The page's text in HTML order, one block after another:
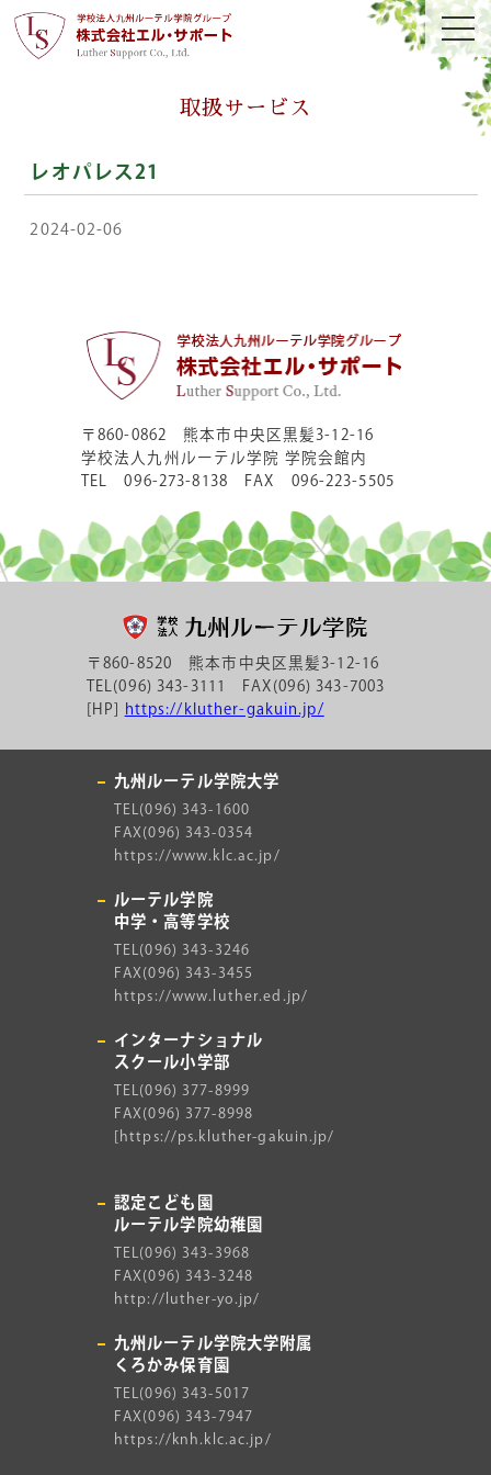
取扱サービス
レオパレス21
2024-02-06
〒860-0862 熊本市中央区黒髪3-12-16
学校法人九州ルーテル学院 学院会館内
TEL 096-273-8138 FAX 096-223-5505
〒860-8520 熊本市中央区黒髪3-12-16
TEL(096) 343-3111 FAX(096) 343-7003
[HP] https://kluther-gakuin.jp/
九州ルーテル学院大学
TEL(096) 343-1600
FAX(096) 343-0354
https://www.klc.ac.jp/
ルーテル学院
中学・高等学校
TEL(096) 343-3246
FAX(096) 343-3455
https://www.luther.ed.jp/
インターナショナル
スクール小学部
TEL(096) 377-8999
FAX(096) 377-8998
[https://ps.kluther-gakuin.jp/
認定こども園
ルーテル学院幼稚園
TEL(096) 343-3968
FAX(096) 343-3248
http://luther-yo.jp/
九州ルーテル学院大学附属
くろかみ保育園
TEL(096) 343-5017
FAX(096) 343-7947
https://knh.klc.ac.jp/